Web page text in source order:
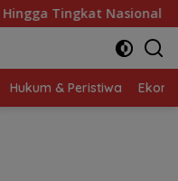
Masak Serba Ikan
Hukum & Peristiwa